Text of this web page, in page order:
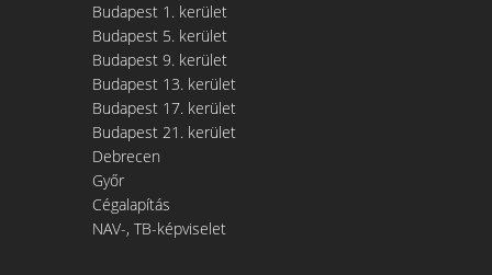
Budapest 1. kerület
Budapest 5. kerület
Budapest 9. kerület
Budapest 13. kerület
Budapest 17. kerület
Budapest 21. kerület
Debrecen
Győr
Cégalapítás
NAV-, TB-képviselet